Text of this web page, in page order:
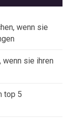
wenn sie
wenn sie ihren
top 5